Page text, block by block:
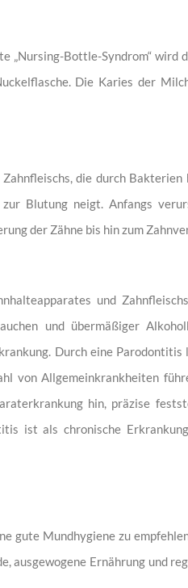
„Nursing-Bottle-Syndrom“ wird
Die Karies der
die durch
Blutung neigt. Anfangs
der Zähne bis hin zum
und
und übermäßiger
Durch eine Parodontitis
von Allgemeinkrankheiten
hin, präzise
ist als chronische
gute Mundhygiene zu
ausgewogene Ernährung und